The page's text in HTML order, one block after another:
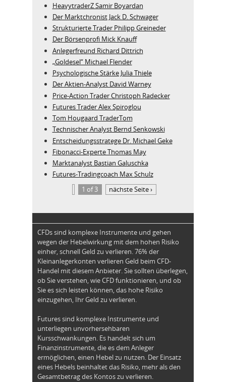
HeavytraderZ Samir Boyardan
Der Marktchronist Jack D. Schwager
Strukturierte Trader Philipp Greineder
Der Börsenprofi Mick Knauff
Anlegerfreund Richard Dittrich
„Goldesel“ Michael Flender
Psychologische Stärke Julia Thiele
Der Aktien-Analyst David Warney
Price-Action Trader Christoph Radecker
Futures Trader Alex Spiroglou
Tom Hougaard TraderTom
Technischer Analyst Bernd Senkowski
Entscheidungsstratege Dr. Michael Geke
Fibonacci-Experte Thomas May
Marktanalyst Bastian Galuschka
Futures-Tradingcoach Max Schulz
1 of 3
nächste Seite ›
CFDs sind komplexe Instrumente und gehen
wegen der Hebelwirkung mit dem hohen Risiko
einher, schnell Geld zu verlieren. 76% der
Kleinanlegerkonten verlieren Geld beim CFD-
Handel mit diesem Anbieter. Sie sollten überlegen,
ob Sie verstehen, wie CFD funktionieren, und ob
Sie es sich leisten können, das hohe Risiko
einzugehen, Ihr Geld zu verlieren.
Futures sind komplexe Instrumente und
unterliegen unvorhersehbaren
Kursschwankungen. Es handelt sich um
Finanzinstrumente, die es dem Anleger
ermöglichen, einen Hebel zu nutzen. Der Einsatz
eines Hebels beinhaltet das Risiko, mehr als den
Gesamtbetrag des Kontos zu verlieren.